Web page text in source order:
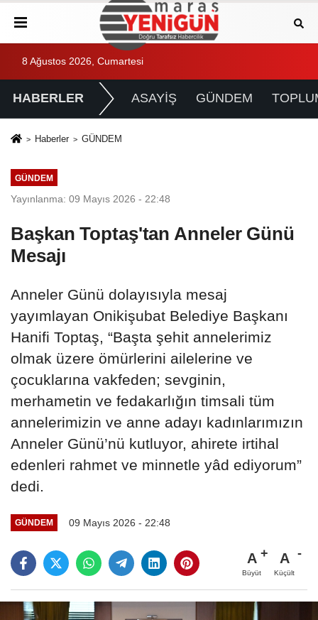
8 Ağustos 2026, Cumartesi
HABERLER ASAYİŞ GÜNDEM
Haberler GÜNDEM
GÜNDEM
Yayınlanma: 09 Mayıs 2026 - 22:48
Başkan Toptaş'tan Anneler Günü
Mesajı
Anneler Günü dolayısıyla mesaj
yayımlayan Onikişubat Belediye Başkanı
Hanifi Toptaş, “Başta şehit annelerimiz
olmak üzere ömürlerini ailelerine ve
çocuklarına vakfeden; sevginin,
merhametin ve fedakarlığın timsali tüm
annelerimizin ve anne adayı kadınlarımızın
Anneler Günü’nü kutluyor, ahirete irtihal
edenleri rahmet ve minnetle yâd ediyorum”
dedi.
GÜNDEM 09 Mayıs 2026 - 22:48
A
Büyüt
A
Küçült